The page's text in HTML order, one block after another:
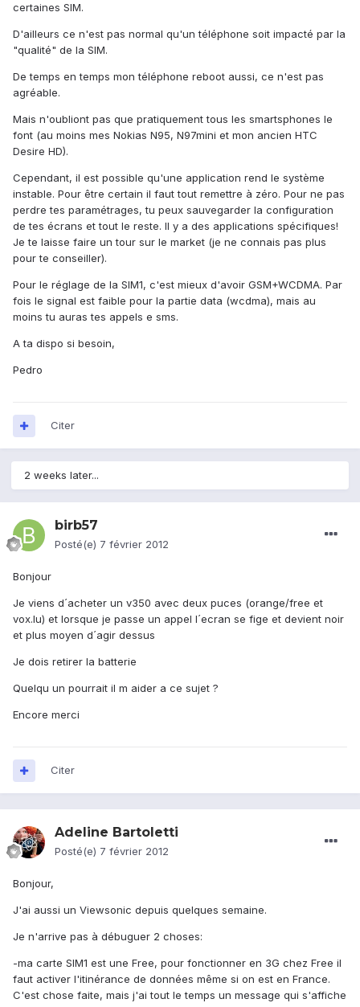
certaines SIM.
D'ailleurs ce n'est pas normal qu'un téléphone soit impacté par la
"qualité" de la SIM.
De temps en temps mon téléphone reboot aussi, ce n'est pas
agréable.
Mais n'oubliont pas que pratiquement tous les smartsphones le
font (au moins mes Nokias N95, N97mini et mon ancien HTC
Desire HD).
Cependant, il est possible qu'une application rend le système
instable. Pour être certain il faut tout remettre à zéro. Pour ne pas
perdre tes paramétrages, tu peux sauvegarder la configuration
de tes écrans et tout le reste. Il y a des applications spécifiques!
Je te laisse faire un tour sur le market (je ne connais pas plus
pour te conseiller).
Pour le réglage de la SIM1, c'est mieux d'avoir GSM+WCDMA. Par
fois le signal est faible pour la partie data (wcdma), mais au
moins tu auras tes appels e sms.
A ta dispo si besoin,
Pedro
Citer
2 weeks later...
birb57
Posté(e) 7 février 2012
Bonjour
Je viens d´acheter un v350 avec deux puces (orange/free et
vox.lu) et lorsque je passe un appel l´ecran se fige et devient noir
et plus moyen d´agir dessus
Je dois retirer la batterie
Quelqu un pourrait il m aider a ce sujet ?
Encore merci
Citer
Adeline Bartoletti
Posté(e) 7 février 2012
Bonjour,
J'ai aussi un Viewsonic depuis quelques semaine.
Je n'arrive pas à débuguer 2 choses:
-ma carte SIM1 est une Free, pour fonctionner en 3G chez Free il
faut activer l'itinérance de données même si on est en France.
C'est chose faite, mais j'ai tout le temps un message qui s'affiche